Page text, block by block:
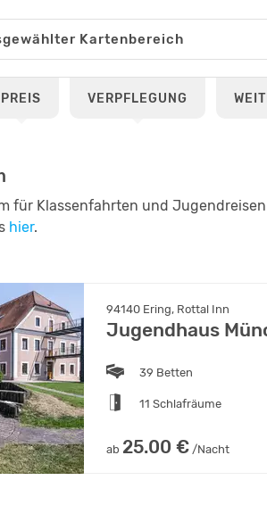
PREIS VERPFLEGUNG
für Klassenfahrten und
hier.
94140 Ering, Rottal Inn
Jugendhaus
39 Betten
11 Schlafräume
ab 25.00 € /Nacht